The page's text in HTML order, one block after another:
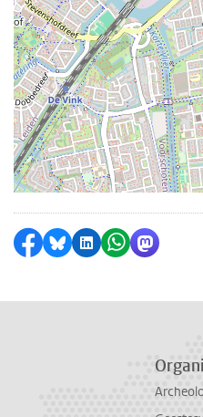
Delen op Facebook
Delen via Bluesky
Delen opDelen via
Delen